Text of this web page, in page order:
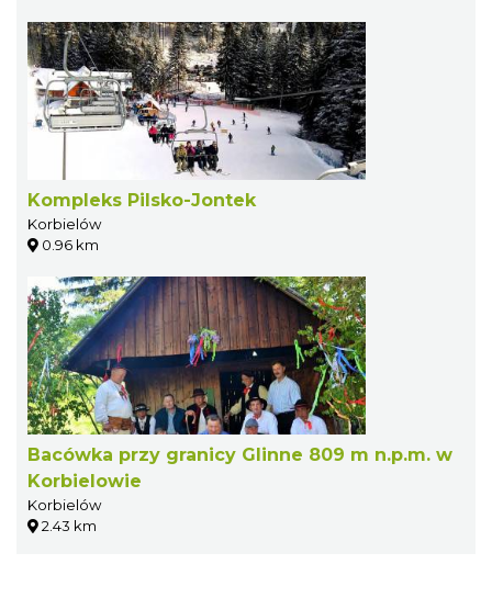
Kompleks Pilsko-Jontek
Korbielów
0.96 km
Bacówka przy granicy Glinne 809 m n.p.m. w
Korbielowie
Korbielów
2.43 km